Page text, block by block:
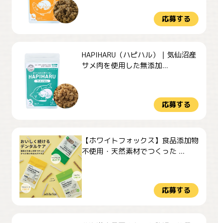
応募する
HAPIHARU（ハピハル）｜気仙沼産
サメ肉を使用した無添加...
応募する
【ホワイトフォックス】食品添加物
不使用・天然素材でつくった ...
応募する